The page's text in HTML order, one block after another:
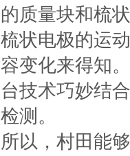
的质量块和梳
梳状电极的运
容变化来得知
台技术巧妙结
检测。
所以，村田能